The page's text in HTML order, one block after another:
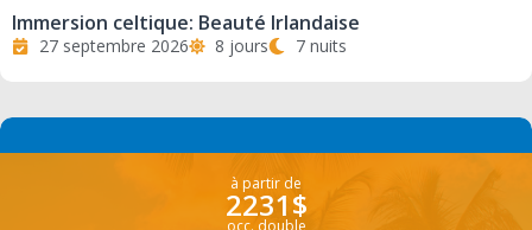
Immersion celtique: Beauté Irlandaise
27 septembre 2026 8 jours 7 nuits
à partir de
2231$
occ. double